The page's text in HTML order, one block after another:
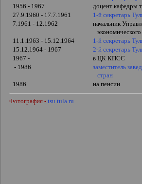
1956 - 1967
доцент кафедры
27.9.1960 - 17.7.1961
1-й секретарь
7.1961 - 12.1962
начальник
11.1.1963 - 15.12.1964
1-й секретарь
15.12.1964 - 1967
2-й секретарь
1967 -
в ЦК КПСС
- 1986
заместитель
стран
1986
на пенсии
Фотография - tsu.tula.ru